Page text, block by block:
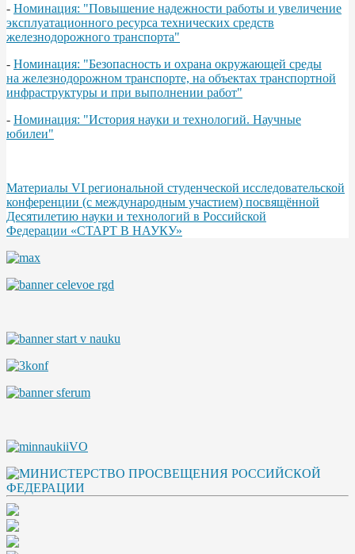
- Номинация: "Повышение надежности работы и увеличение
эксплуатационного ресурса технических средств
железнодорожного транспорта"
- Номинация: "Безопасность и охрана окружающей среды
на железнодорожном транспорте, на объектах транспортной
инфраструктуры и при выполнении работ"
- Номинация: "История науки и технологий. Научные
юбилеи"
Материалы VI региональной студенческой исследовательской
конференции (с международным участием) посвящённой
Десятилетию науки и технологий в Российской
Федерации «СТАРТ В НАУКУ»